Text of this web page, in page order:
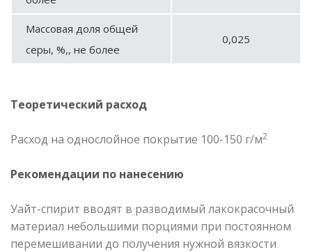
Массовая доля общей
серы, %,, не более
0,025
Теоретический расход
Расход на однослойное покрытие 100-150 г/м2
Рекомендации по нанесению
Уайт-спирит вводят в разводимый лакокрасочный
материал небольшими порциями при постоянном
перемешивании до получения нужной вязкости